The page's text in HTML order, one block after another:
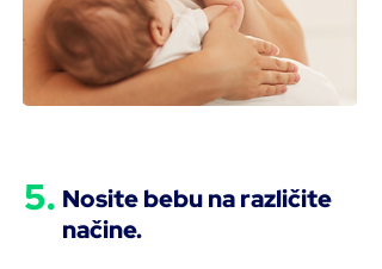
5. Nosite bebu na različite
načine.